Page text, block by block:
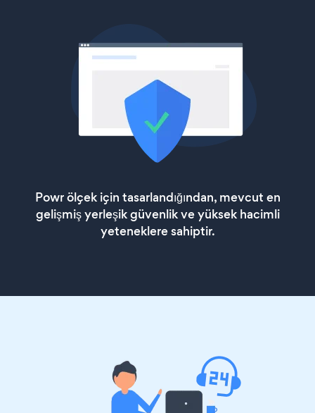
Powr ölçek için tasarlandığından, mevcut en
gelişmiş yerleşik güvenlik ve yüksek hacimli
yeteneklere sahiptir.